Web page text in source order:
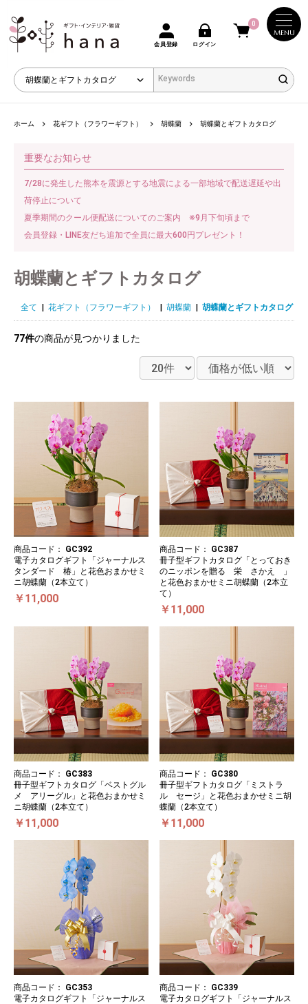
MENU
会員登録 ログイン
0
ホーム 花ギフト（フラワーギフト） 胡蝶蘭 胡蝶蘭とギフトカタログ
重要なお知らせ
7/28に発生した熊本を震源とする地震による一部地域で配送遅延や出
荷停止について
夏季期間のクール便配送についてのご案内 ※9月下旬頃まで
会員登録・LINE友だち追加で全員に最大600円プレゼント！
胡蝶蘭とギフトカタログ
全て 花ギフト（フラワーギフト） 胡蝶蘭 胡蝶蘭とギフトカタログ
77件の商品が見つかりました
商品コード： GC392
電子カタログギフト「ジャーナルス
タンダード 椿」と花色おまかせミ
ニ胡蝶蘭（2本立て）
￥11,000
商品コード： GC387
冊子型ギフトカタログ「とっておき
のニッポンを贈る 栄 さかえ 」
と花色おまかせミニ胡蝶蘭（2本立
て）
￥11,000
商品コード： GC383
冊子型ギフトカタログ「ベストグル
メ アリーグル」と花色おまかせミ
ニ胡蝶蘭（2本立て）
￥11,000
商品コード： GC380
冊子型ギフトカタログ「ミストラ
ル セージ」と花色おまかせミニ胡
蝶蘭（2本立て）
￥11,000
商品コード： GC353
電子カタログギフト「ジャーナルス
商品コード： GC339
電子カタログギフト「ジャーナルス